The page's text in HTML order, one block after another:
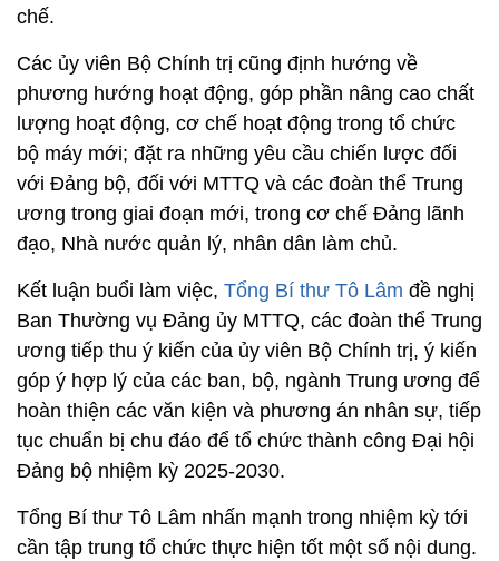
chế.
Các ủy viên Bộ Chính trị cũng định hướng về
phương hướng hoạt động, góp phần nâng cao chất
lượng hoạt động, cơ chế hoạt động trong tổ chức
bộ máy mới; đặt ra những yêu cầu chiến lược đối
với Đảng bộ, đối với MTTQ và các đoàn thể Trung
ương trong giai đoạn mới, trong cơ chế Đảng lãnh
đạo, Nhà nước quản lý, nhân dân làm chủ.
Kết luận buổi làm việc, Tổng Bí thư Tô Lâm đề nghị
Ban Thường vụ Đảng ủy MTTQ, các đoàn thể Trung
ương tiếp thu ý kiến của ủy viên Bộ Chính trị, ý kiến
góp ý hợp lý của các ban, bộ, ngành Trung ương để
hoàn thiện các văn kiện và phương án nhân sự, tiếp
tục chuẩn bị chu đáo để tổ chức thành công Đại hội
Đảng bộ nhiệm kỳ 2025-2030.
Tổng Bí thư Tô Lâm nhấn mạnh trong nhiệm kỳ tới
cần tập trung tổ chức thực hiện tốt một số nội dung.